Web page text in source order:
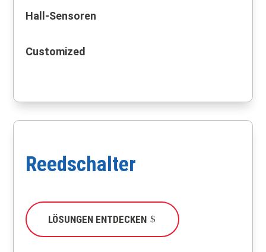
Hall-Sensoren
Customized
Reedschalter
LÖSUNGEN ENTDECKEN